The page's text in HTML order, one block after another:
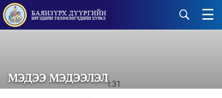
☰
МЭДЭЭ МЭДЭЭЛЭЛl:31